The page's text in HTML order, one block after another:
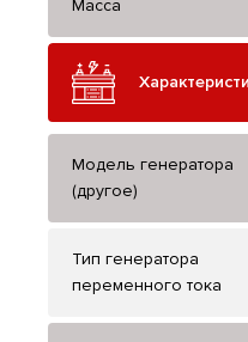
Масса
Модель генератора
(другое)
Тип генератора
переменного тока